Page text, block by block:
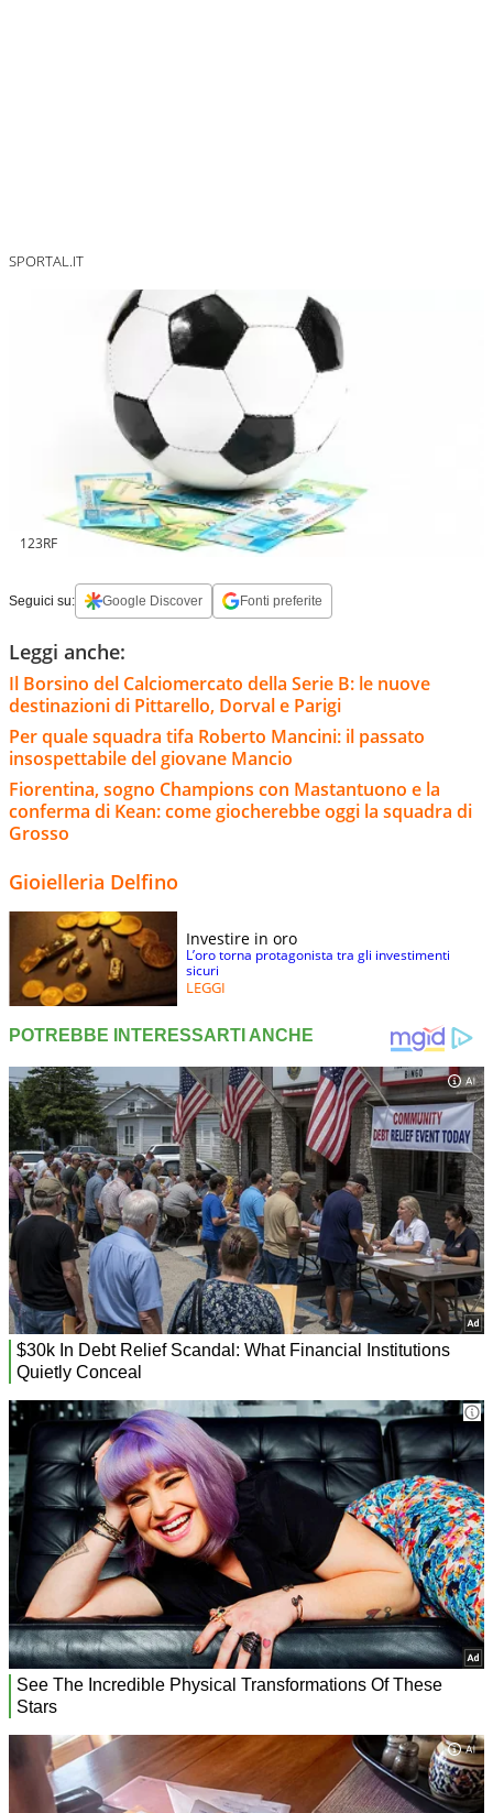
SPORTAL.IT
123RF
Seguici su: Google Discover Fonti preferite
Leggi anche:
Il Borsino del Calciomercato della Serie B: le nuove
destinazioni di Pittarello, Dorval e Parigi
Per quale squadra tifa Roberto Mancini: il passato
insospettabile del giovane Mancio
Fiorentina, sogno Champions con Mastantuono e la
conferma di Kean: come giocherebbe oggi la squadra di
Grosso
Gioielleria Delfino
Investire in oro
L’oro torna protagonista tra gli investimenti
sicuri
LEGGI